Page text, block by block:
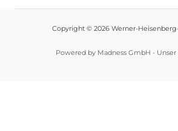
Copyright © 2026 Werner-
Powered by Madness GmbH -